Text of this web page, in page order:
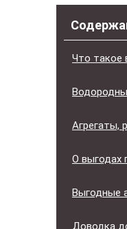
Что такое
Агрегаты,
О выгодах
Выгодные
Доводка